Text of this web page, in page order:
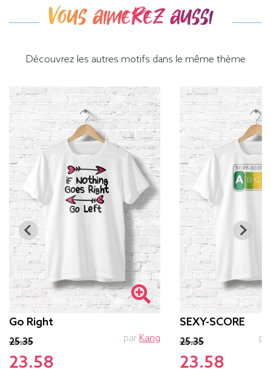
Vous aimerez aussi
Découvrez les autres motifs dans le même thème
Go Right
25.35
23.58
par Kang
SEXY-SCORE
25.35
23.58